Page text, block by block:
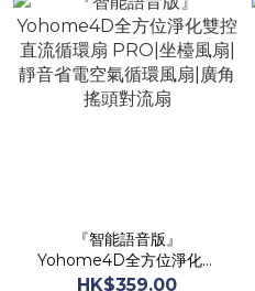
『智能語音版』
Yohome4D全方位淨化雙
控直流循環扇 PRO|坐檯風
HK$359.00